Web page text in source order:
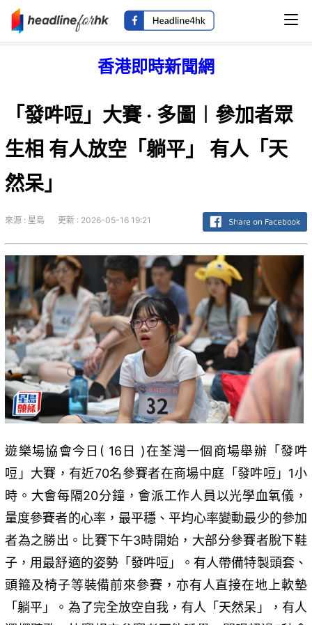
香港即時新聞網
「發吽哣」大賽 ‧ 多圖︱參加者眾
生相 有人放空「躺平」 有人「天
然呆」
來源 : 星島 更新 : 2026-05-16 19:21
遊樂場協會今日( 16日 )在荃灣一個商場舉辦「發吽
哣」大賽，有近70名參賽者在商場中庭「發吽哣」1小
時。大會每隔20分鐘，會派工作人員以光學血氧儀，
量度參賽者的心率，最平穩、平均心率變動最少的參加
者為之勝出。比賽下午3時開始，大部分參賽者脫下鞋
子，用最舒適的姿勢「發吽哣」。有人帶備特製頭套、
頭箍及椅子等裝備前來參賽，亦有人直接在地上軟墊
「躺平」。為了完全放空自我，有人「天然呆」，有人